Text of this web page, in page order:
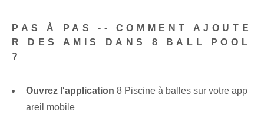
PAS À PAS -- COMMENT AJOUTE
R DES AMIS DANS 8 BALL POOL
?
Ouvrez l'application 8 Piscine à balles sur votre app
areil mobile